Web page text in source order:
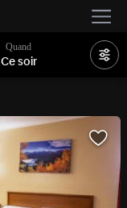
Quand
Ce soir